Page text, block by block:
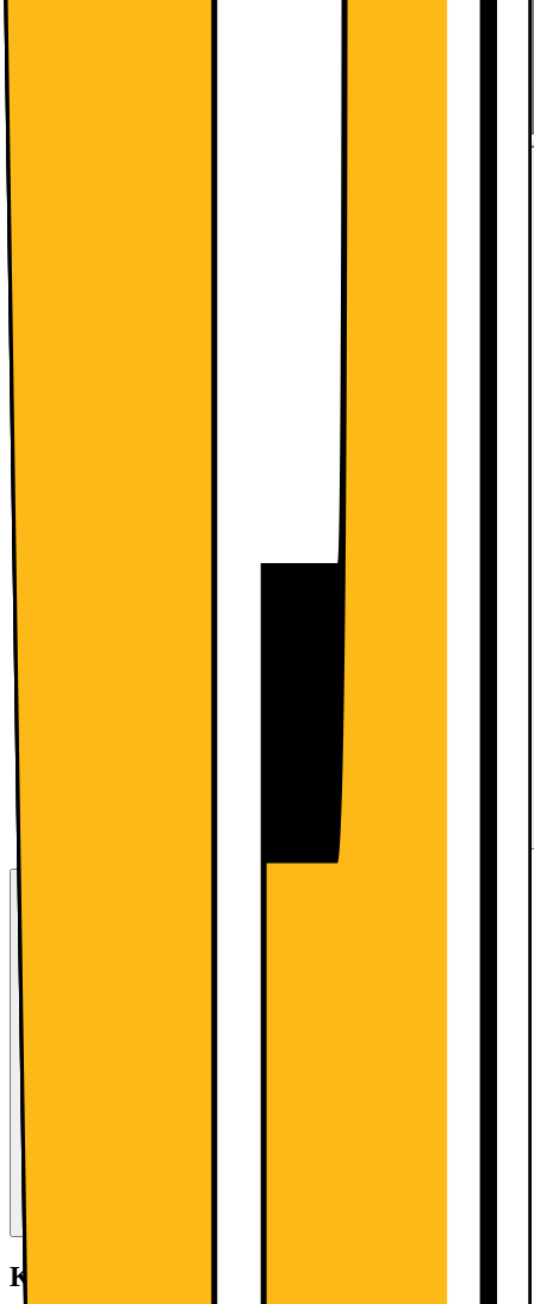
Kort om produktet